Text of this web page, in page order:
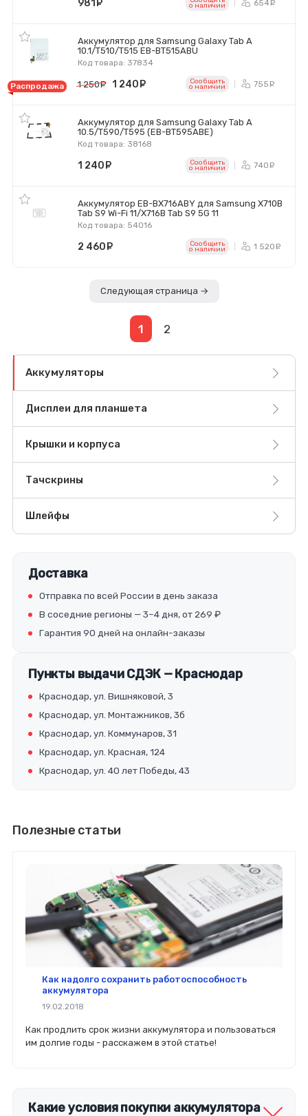
981 o наличии 654
Аккумулятор для Samsung Galaxy Tab A
10.1/T510/T515 EB-BT515ABU
Код товара: 37834
Распродажа 1 250 руб.
1 240 руб.Сообщить
o наличии 755
Аккумулятор для Samsung Galaxy Tab A
10.5/T590/T595 (EB-BT595ABE)
Код товара: 38168
1 240 Сообщить
o наличии 740
Аккумулятор EB-BX716ABY для Samsung X710B
Tab S9 Wi-Fi 11/X716B Tab S9 5G 11
Код товара: 54016
2 460 Сообщить
o наличии 1 520
Следующая страница →
1 2
Аккумуляторы
Дисплеи для планшета
Крышки и корпуса
Тачскрины
Шлейфы
Доставка
Отправка по всей России в день заказа
В соседние регионы — 3–4 дня, от 269 ₽
Гарантия 90 дней на онлайн-заказы
Пункты выдачи СДЭК — Краснодар
Краснодар, ул. Вишняковой, 3
Краснодар, ул. Монтажников, 3б
Краснодар, ул. Коммунаров, 31
Краснодар, ул. Красная, 124
Краснодар, ул. 40 лет Победы, 43
Полезные статьи
Как надолго сохранить работоспособность
аккумулятора
19.02.2018
Как продлить срок жизни аккумулятора и пользоваться
им долгие годы - расскажем в этой статье!
Какие условия покупки аккумулятора